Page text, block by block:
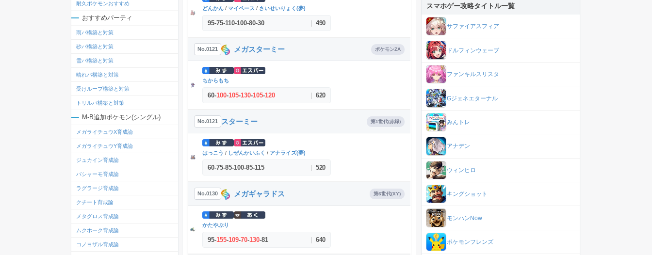
どんかん / マイペース / さいせいりょく(夢)
95-75-110-100-80-30 490
No.0121 メガスターミー ポケモンZA
ちからもち
60-100-105-130-105-120 620
No.0121 スターミー 第1世代(赤緑)
はっこう / しぜんかいふく / アナライズ(夢)
60-75-85-100-85-115 520
No.0130 メガギャラドス 第6世代(XY)
かたやぶり
95-155-109-70-130-81 640
耐久ポケモンおすすめ
おすすめパーティ
雨パ構築と対策
砂パ構築と対策
雪パ構築と対策
晴れパ構築と対策
受けループ構築と対策
トリルパ構築と対策
M-B追加ポケモン(シングル)
メガライチュウX育成論
メガライチュウY育成論
ジュカイン育成論
バシャーモ育成論
ラグラージ育成論
クチート育成論
メタグロス育成論
ムクホーク育成論
コノヨザル育成論
スマホゲー攻略タイトル一覧
サファイアスフィア
ドルフィンウェーブ
ファンキルスリスタ
Gジェネエターナル
みんトレ
アナデン
ウィンヒロ
キングショット
モンハンNow
ポケモンフレンズ